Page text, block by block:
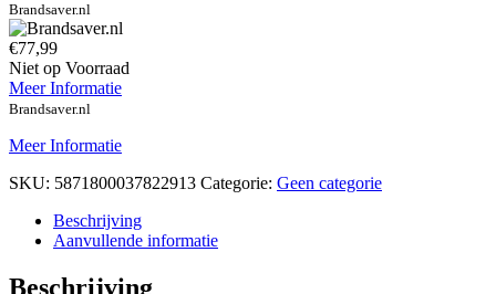
Brandsaver.nl
€77,99
Niet op Voorraad
Meer Informatie
Brandsaver.nl
Meer Informatie
SKU: 5871800037822913 Categorie: Geen categorie
Beschrijving
Aanvullende informatie
Beschrijving